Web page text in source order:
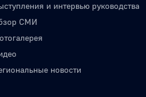
и интервью руководства
СМИ
новости